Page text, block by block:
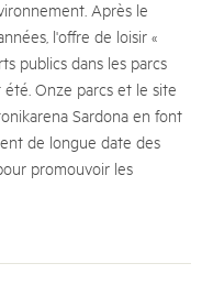
Après le
l'offre de loisir «
publics dans les parcs
été. Onze parcs et le site
Sardona en font
de longue date des
promouvoir les